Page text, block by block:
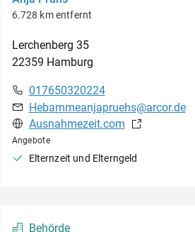
6.728 km entfernt
Lerchenberg 35
22359 Hamburg
017650320224
Hebammeanjapruehs@arcor.de
Ausnahmezeit.com
Angebote
Elternzeit und Elterngeld
Behörde